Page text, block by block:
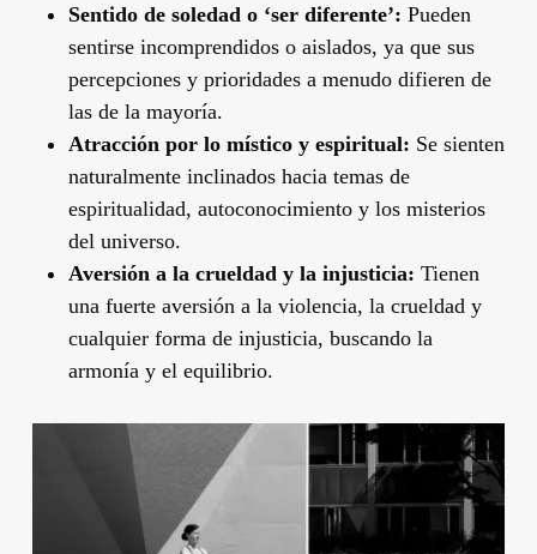
Sentido de soledad o ‘ser diferente’: Pueden
sentirse incomprendidos o aislados, ya que sus
percepciones y prioridades a menudo difieren de
las de la mayoría.
Atracción por lo místico y espiritual: Se sienten
naturalmente inclinados hacia temas de
espiritualidad, autoconocimiento y los misterios
del universo.
Aversión a la crueldad y la injusticia: Tienen
una fuerte aversión a la violencia, la crueldad y
cualquier forma de injusticia, buscando la
armonía y el equilibrio.